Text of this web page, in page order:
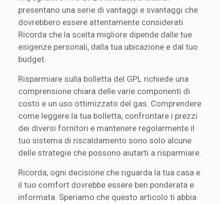
presentano una serie di vantaggi e svantaggi che
dovrebbero essere attentamente considerati.
Ricorda che la scelta migliore dipende dalle tue
esigenze personali, dalla tua ubicazione e dal tuo
budget.
Risparmiare sulla bolletta del GPL richiede una
comprensione chiara delle varie componenti di
costo e un uso ottimizzato del gas. Comprendere
come leggere la tua bolletta, confrontare i prezzi
dei diversi fornitori e mantenere regolarmente il
tuo sistema di riscaldamento sono solo alcune
delle strategie che possono aiutarti a risparmiare.
Ricorda, ogni decisione che riguarda la tua casa e
il tuo comfort dovrebbe essere ben ponderata e
informata. Speriamo che questo articolo ti abbia